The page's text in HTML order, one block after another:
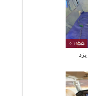
01:55